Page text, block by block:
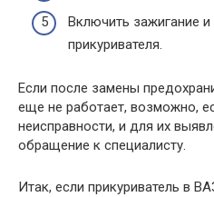
Включить зажигание и
прикуривателя.
Если после замены
еще не работает, возможно,
неисправности, и для их
обращение к специалисту.
Итак, если прикуриватель в